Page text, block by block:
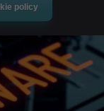
policy